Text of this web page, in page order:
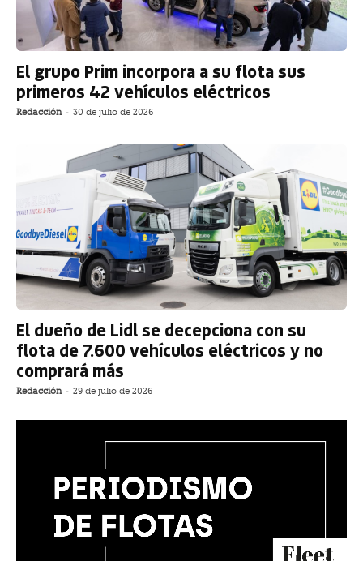
El grupo Prim incorpora a su flota sus
primeros 42 vehículos eléctricos
Redacción - 30 de julio de 2026
El dueño de Lidl se decepciona con su
flota de 7.600 vehículos eléctricos y no
comprará más
Redacción - 29 de julio de 2026